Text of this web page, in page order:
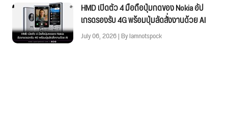
HMD เปิดตัว 4 มือถือปุ่มกดของ Nokia อัป
เกรดรองรับ 4G พร้อมปุ่มลัดสั่งงานด้วย AI
July 06, 2026 | By Iamnotspock